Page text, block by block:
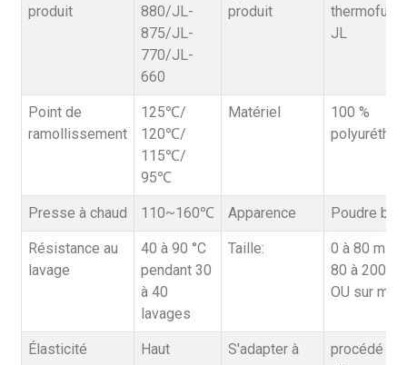
produit
880/JL-
875/JL-
770/JL-
660
produit
JL
Point de
ramollissement
125℃/
120℃/
115℃/
95℃
Matériel
100 %
Presse à chaud 110~160℃ Apparence Poudre
Résistance au
lavage
40 à 90 °C
pendant 30
à 40
lavages
Taille:
0 à 80
80 à 200
OU sur
Élasticité Haut S'adapter à
procédé